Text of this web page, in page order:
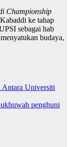
Championship
ke tahap
sebagai hab
budaya,
Antara Universiti
penghuni